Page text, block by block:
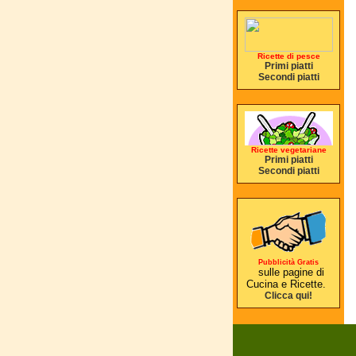
Ricette di pesce
Primi piatti
Secondi piatti
Ricette vegetariane
Primi piatti
Secondi piatti
Pubblicità Gratis
sulle pagine di
Cucina e Ricette.
Clicca qui!